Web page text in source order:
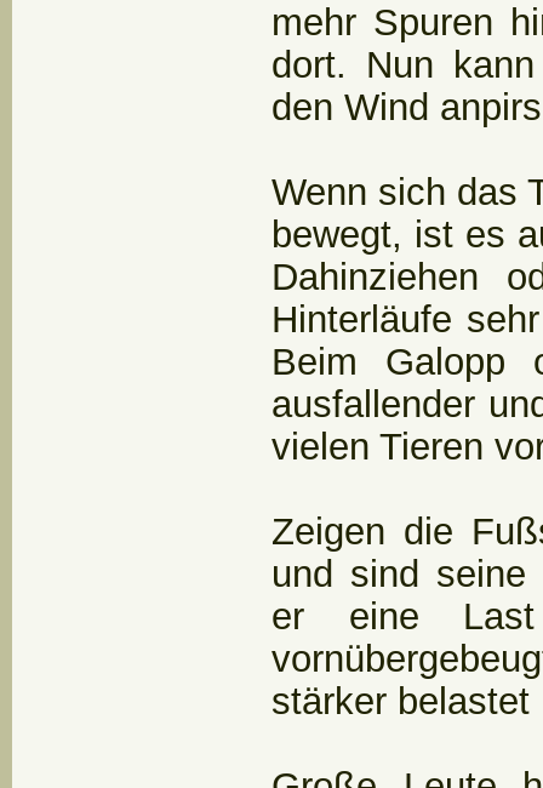
mehr Spuren
dort. Nun
den Wind
Wenn sich das
bewegt, ist es
Dahinziehen
Hinterläufe
Beim Galopp
ausfallender
vielen Tieren
Zeigen die
und sind seine
er eine
stärker